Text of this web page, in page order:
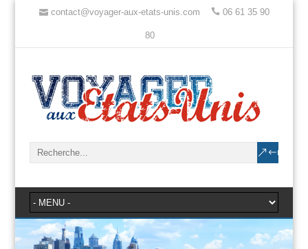
contact@voyager-aux-etats-unis.com 06 61 35 90
80